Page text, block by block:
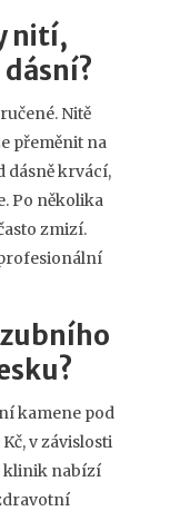
nití,
Nitě
přeměnit na
dásně krvácí,
Po několika
zmizí.
kamene pod
v závislosti
klinik nabízí